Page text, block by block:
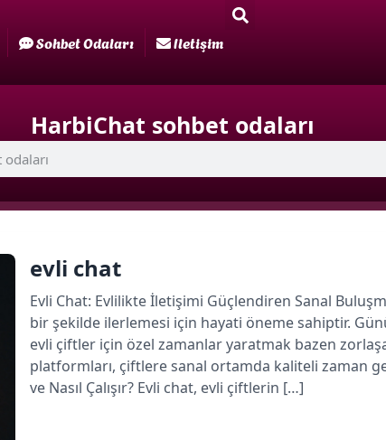
Sohbet Odaları Iletişim
HarbiChat sohbet odaları
evli chat
Evli Chat: Evlilikte İletişimi Güçlendiren Sanal
bir şekilde ilerlemesi için hayati öneme sahiptir.
evli çiftler için özel zamanlar yaratmak bazen
platformları, çiftlere sanal ortamda kaliteli zaman
ve Nasıl Çalışır? Evli chat, evli çiftlerin […]